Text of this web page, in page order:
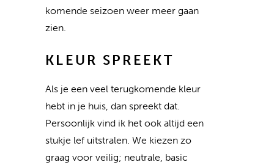
komende seizoen weer meer gaan
zien.
KLEUR SPREEKT
Als je een veel terugkomende kleur
hebt in je huis, dan spreekt dat.
Persoonlijk vind ik het ook altijd een
stukje lef uitstralen. We kiezen zo
graag voor veilig; neutrale, basic